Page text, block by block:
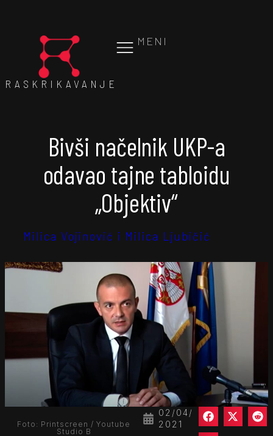
MENI
RASKRIKAVANJE
Bivši načelnik UKP-a
odavao tajne tabloidu
„Objektiv“
Milica Vojinović i Milica Ljubičić
02/04/
2021
Foto: Printscreen / Youtube
Studio B